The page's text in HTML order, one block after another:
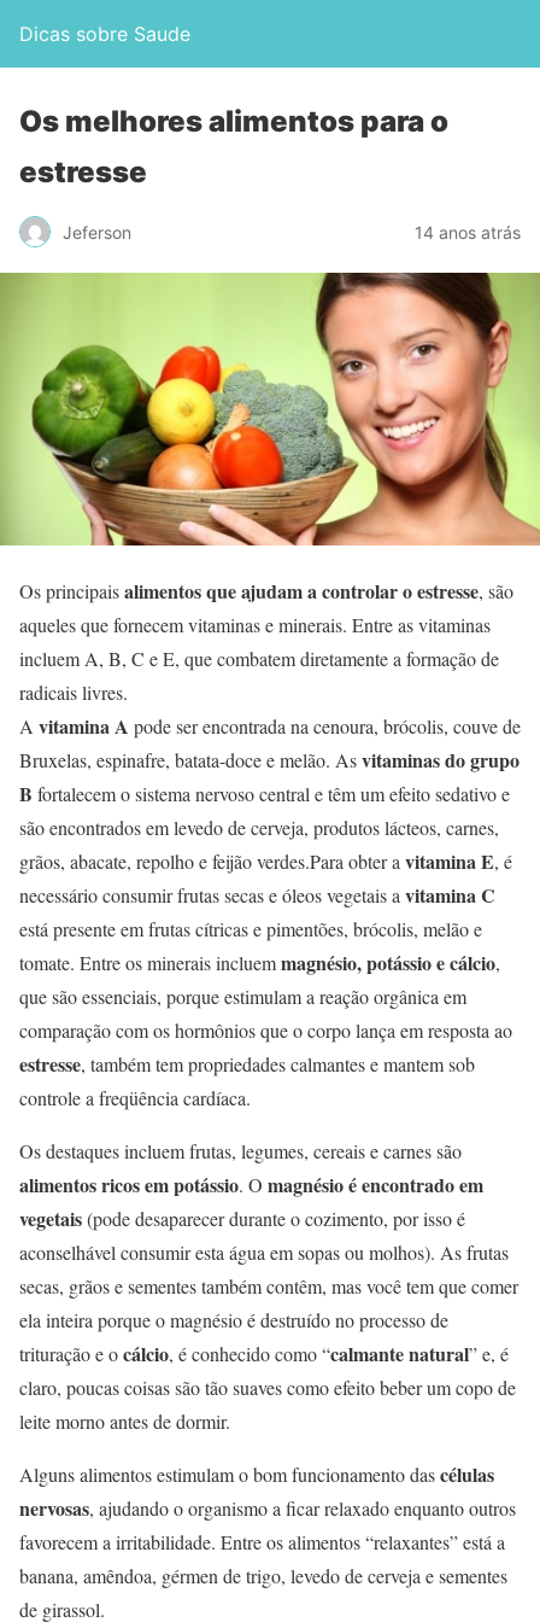
Dicas sobre Saude
Os melhores alimentos para o
estresse
Jeferson 14 anos atrás
Os principaisalimentos que ajudam a controlar o estresse, são
aqueles que fornecem vitaminas e minerais. Entre as vitaminas
incluem A, B, C e E, que combatem diretamente a formação de
radicais livres.
A vitamina A pode ser encontrada na cenoura, brócolis, couve de
Bruxelas, espinafre, batata-doce e melão. Asvitaminas do grupo
B fortalecem o sistema nervoso central e têm um efeito sedativo e
são encontrados em levedo de cerveja, produtos lácteos, carnes,
grãos, abacate, repolho e feijão verdes.Para obter avitamina E, é
necessário consumir frutas secas e óleos vegetais avitamina C
está presente em frutas cítricas e pimentões, brócolis, melão e
tomate. Entre os minerais incluemmagnésio, potássio e cálcio,
que são essenciais, porque estimulam a reação orgânica em
comparação com os hormônios que o corpo lança em resposta ao
estresse, também tem propriedades calmantes e mantem sob
controle a freqüência cardíaca.
Os destaques incluem frutas, legumes, cereais e carnes são
alimentos ricos em potássio. O magnésio é encontrado em
vegetais(pode desaparecer durante o cozimento, por isso é
aconselhável consumir esta água em sopas ou molhos). As frutas
secas, grãos e sementes também contêm, mas você tem que comer
ela inteira porque o magnésio é destruído no processo de
trituração e ocálcio, é conhecido como “calmante natural” e, é
claro, poucas coisas são tão suaves como efeito beber um copo de
leite morno antes de dormir.
Alguns alimentos estimulam o bom funcionamento dascélulas
nervosas, ajudando o organismo a ficar relaxado enquanto outros
favorecem a irritabilidade. Entre os alimentos “relaxantes” está a
banana, amêndoa, gérmen de trigo, levedo de cerveja e sementes
de girassol.